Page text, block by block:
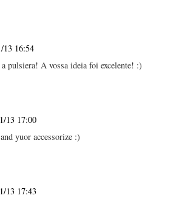
13 16:54
pulsiera! A vossa ideia foi excelente! :)
13 17:00
yuor accessorize :)
13 17:43